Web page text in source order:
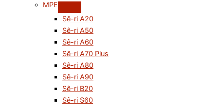
MPE
Sê-ri A20
Sê-ri A50
Sê-ri A60
Sê-ri A70 Plus
Sê-ri A80
Sê-ri A90
Sê-ri B20
Sê-ri S60